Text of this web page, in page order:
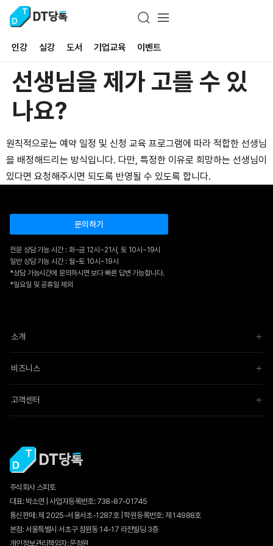
인강 실강 도서 기업교육 이벤트
선생님을 제가 고를 수 있
나요?
원칙적으로는 예약 일정 및 신청 교육 프로그램에 따라 적합한 선생님
을 배정해드리는 방식입니다. 다만, 특정한 이유로 희망하는 선생님이
있다면 요청해주시면 되도록 반영될 수 있도록 합니다.
문의하기
전문 상담 가능 시간 : 화~금 12시~21시, 토 10시~19시
일반 상담 가능 시간 : 월~토 10시~19시
*상담 가능시간에 문의하시면 보다 빠른 답변 가능합니다.
*일요일 및 공휴일 제외
소개
비즈니스
고객센터
주식회사 스피토
대표: 박소연 | 사업자등록번호: 738-87-01745
통신판매:제 2025-서울서초-1287호| 학원등록번호: 제 14988호
본점: 서울특별시 서초구 잠원동 14-17 라전빌딩 3층
개인정보관리책임자: 문정원